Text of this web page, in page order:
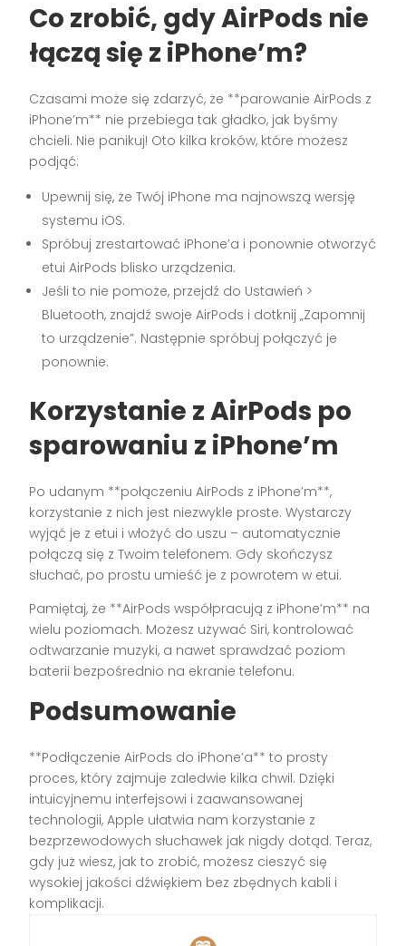
Co zrobić, gdy AirPods nie
łączą się z iPhone’m?
Czasami może się zdarzyć, że **parowanie AirPods z
iPhone’m** nie przebiega tak gładko, jak byśmy
chcieli. Nie panikuj! Oto kilka kroków, które możesz
podjąć:
Upewnij się, że Twój iPhone ma najnowszą wersję
systemu iOS.
Spróbuj zrestartować iPhone’a i ponownie otworzyć
etui AirPods blisko urządzenia.
Jeśli to nie pomoże, przejdź do Ustawień >
Bluetooth, znajdź swoje AirPods i dotknij „Zapomnij
to urządzenie”. Następnie spróbuj połączyć je
ponownie.
Korzystanie z AirPods po
sparowaniu z iPhone’m
Po udanym **połączeniu AirPods z iPhone’m**,
korzystanie z nich jest niezwykle proste. Wystarczy
wyjąć je z etui i włożyć do uszu – automatycznie
połączą się z Twoim telefonem. Gdy skończysz
słuchać, po prostu umieść je z powrotem w etui.
Pamiętaj, że **AirPods współpracują z iPhone’m** na
wielu poziomach. Możesz używać Siri, kontrolować
odtwarzanie muzyki, a nawet sprawdzać poziom
baterii bezpośrednio na ekranie telefonu.
Podsumowanie
**Podłączenie AirPods do iPhone’a** to prosty
proces, który zajmuje zaledwie kilka chwil. Dzięki
intuicyjnemu interfejsowi i zaawansowanej
technologii, Apple ułatwia nam korzystanie z
bezprzewodowych słuchawek jak nigdy dotąd. Teraz,
gdy już wiesz, jak to zrobić, możesz cieszyć się
wysokiej jakości dźwiękiem bez zbędnych kabli i
komplikacji.